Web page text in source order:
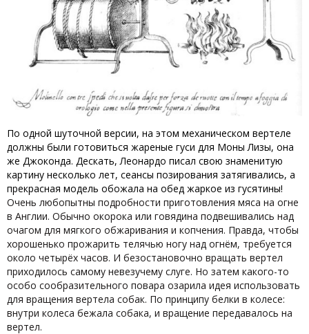
По одной шуточной версии, на этом механическом вертеле
должны были готовиться жареные гуси для Моны Лизы, она
же Джоконда. Дескать, Леонардо писал свою знаменитую
картину несколько лет, сеансы позирования затягивались, а
прекрасная модель обожала на обед жаркое из гусятины!
Очень любопытны подробности приготовления мяса на огне
в Англии. Обычно окорока или говядина подвешивались над
очагом для мягкого обжаривания и копчения. Правда, чтобы
хорошенько прожарить телячью ногу над огнём, требуется
около четырёх часов. И безостановочно вращать вертел
приходилось самому невезучему слуге. Но затем какого-то
особо сообразительного повара озарила идея использовать
для вращения вертела собак. По принципу белки в колесе:
внутри колеса бежала собака, и вращение передавалось на
вертел.